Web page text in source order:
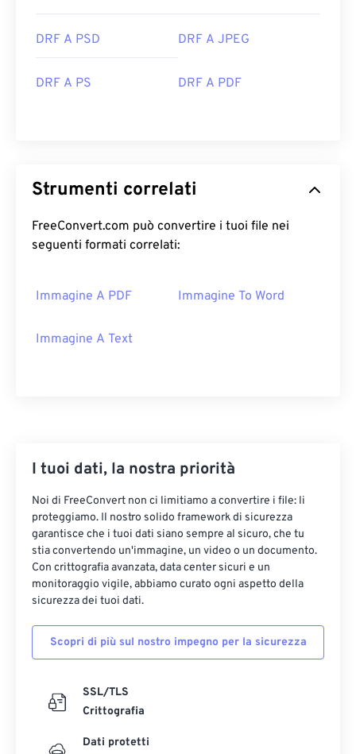
DRF A PSD DRF A JPEG
DRF A PS DRF A PDF
Strumenti correlati
FreeConvert.com può convertire i tuoi file nei
seguenti formati correlati:
Immagine A PDF Immagine To Word
Immagine A Text
I tuoi dati, la nostra priorità
Noi di FreeConvert non ci limitiamo a convertire i file: li
proteggiamo. Il nostro solido framework di sicurezza
garantisce che i tuoi dati siano sempre al sicuro, che tu
stia convertendo un'immagine, un video o un documento.
Con crittografia avanzata, data center sicuri e un
monitoraggio vigile, abbiamo curato ogni aspetto della
sicurezza dei tuoi dati.
Scopri di più sul nostro impegno per la sicurezza
SSL/TLS
Crittografia
Dati protetti